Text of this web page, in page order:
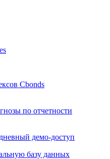
Cbonds
по отчетности
демо-доступ
базу данных